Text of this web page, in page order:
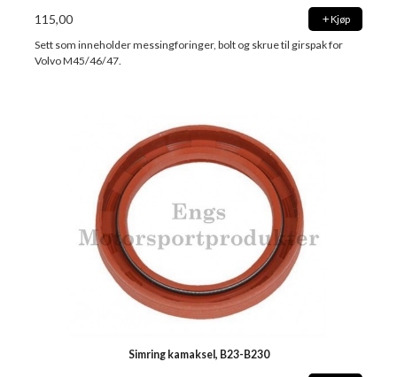
115,00 Kjøp
Sett som inneholder messingforinger, bolt og skrue til girspak for
Volvo M45/46/47.
Simring kamaksel, B23-B230